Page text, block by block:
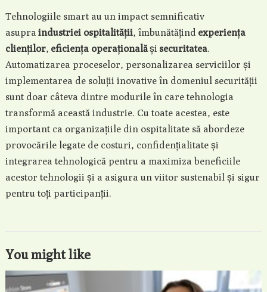
Tehnologiile smart au un impact semnificativ
asupra industriei ospitalității, îmbunătățind experiența
clienților, eficiența operaționalăși securitatea.
Automatizarea proceselor, personalizarea serviciilor și
implementarea de soluții inovative în domeniul securității
sunt doar câteva dintre modurile în care tehnologia
transformă această industrie. Cu toate acestea, este
important ca organizațiile din ospitalitate să abordeze
provocările legate de costuri, confidențialitate și
integrarea tehnologică pentru a maximiza beneficiile
acestor tehnologii și a asigura un viitor sustenabil și sigur
pentru toți participanții.
You might like